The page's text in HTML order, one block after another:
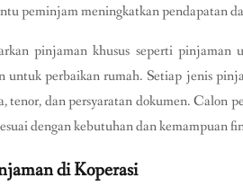
peminjam meningkatkan pendapatan
pinjaman khusus seperti
untuk perbaikan rumah. Setiap jenis
tenor, dan persyaratan dokumen.
dengan kebutuhan dan kemampuan
di Koperasi